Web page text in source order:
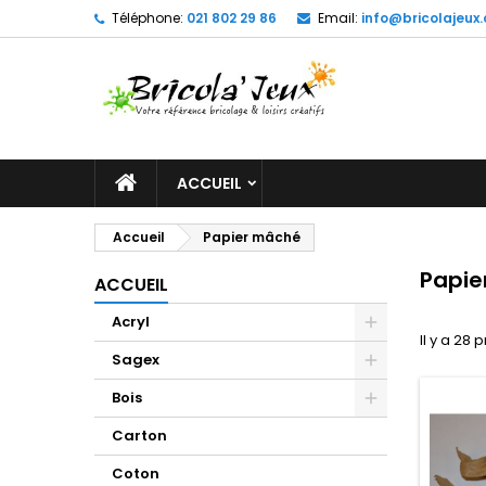
Téléphone: 021 802 29 86 Email:
ACCUEIL
Accueil Papier mâché
ACCUEIL
Acryl
Sagex
Bois
Carton
Coton
Il y a 28